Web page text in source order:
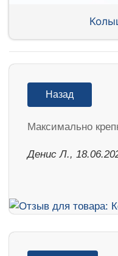
Назад
Максимально
Денис Л.,